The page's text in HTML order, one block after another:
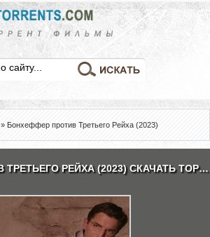
» Бонхеффер против Третьего Рейха (2023)
БОНХЕФФЕР ПРОТИВ ТРЕТЬЕГО РЕЙХА (2023) СКАЧАТЬ ТОРРЕНТ